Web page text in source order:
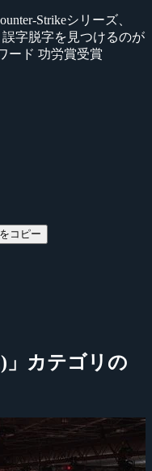
Strikeシリーズ、
字脱字を見つけるのが
ード 功労賞受賞
コピー
」カテゴリの